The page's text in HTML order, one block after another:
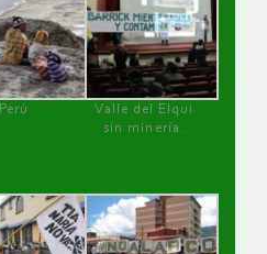
Perú
Valle del Elqui
sin minería.